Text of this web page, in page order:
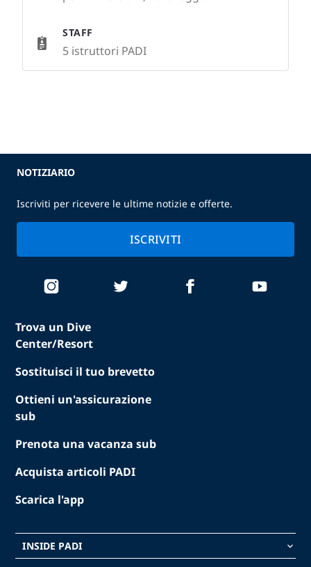
STAFF
5 istruttori PADI
Trova un Dive
Center/Resort
Sostituisci il tuo brevetto
Ottieni un'assicurazione
sub
Prenota una vacanza sub
Acquista articoli PADI
Scarica l'app
INSIDE PADI keyboard_arrow_down
NOTIZIARIO
Iscriviti per ricevere le ultime notizie e offerte.
ISCRIVITI